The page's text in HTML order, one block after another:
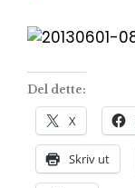
Del dette:
X
Skriv ut